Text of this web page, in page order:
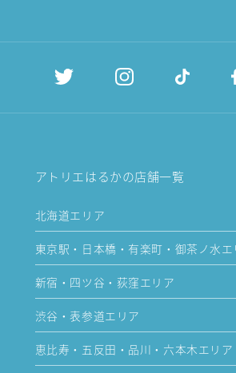
アトリエはるかの店舗一覧
北海道エリア
東京駅・日本橋・有楽町・御茶ノ水エ
新宿・四ツ谷・荻窪エリア
渋谷・表参道エリア
恵比寿・五反田・品川・六本木エリア